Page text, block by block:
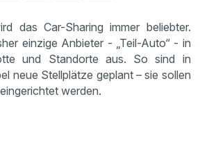
das Car-Sharing immer beliebter.
einzige Anbieter - „Teil-Auto“ - in
und Standorte aus. So sind in
neue Stellplätze geplant – sie sollen
werden.